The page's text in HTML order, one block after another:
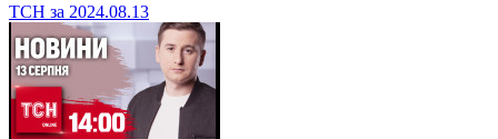
ТСН за 2024.08.13